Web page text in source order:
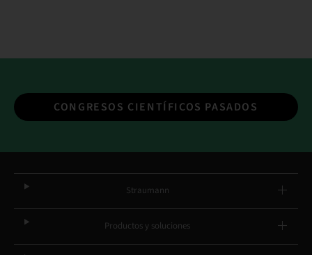
CONGRESOS CIENTÍFICOS PASADOS
Straumann
Productos y soluciones